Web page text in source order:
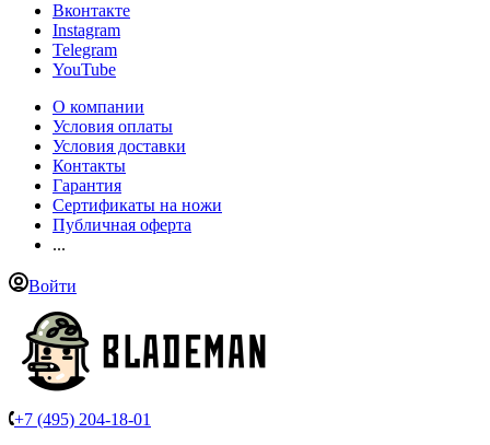
Вконтакте
Instagram
Telegram
YouTube
О компании
Условия оплаты
Условия доставки
Контакты
Гарантия
Сертификаты на ножи
Публичная оферта
...
Войти
+7 (495) 204-18-01